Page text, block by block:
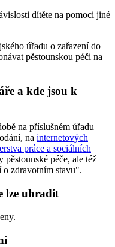
dítěte na pomoci jiné
úřadu o zařazení do
pěstounskou péči na
a kde jsou k
na příslušném úřadu
na internetových
práce a sociálních
pěstounské péče, ale též
zdravotním stavu".
lze uhradit